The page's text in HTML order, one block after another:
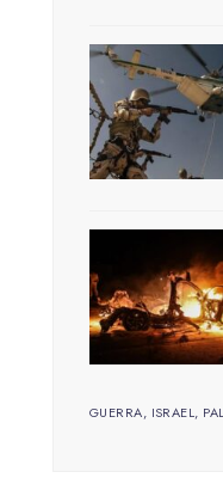
GUERRA, ISRAEL,